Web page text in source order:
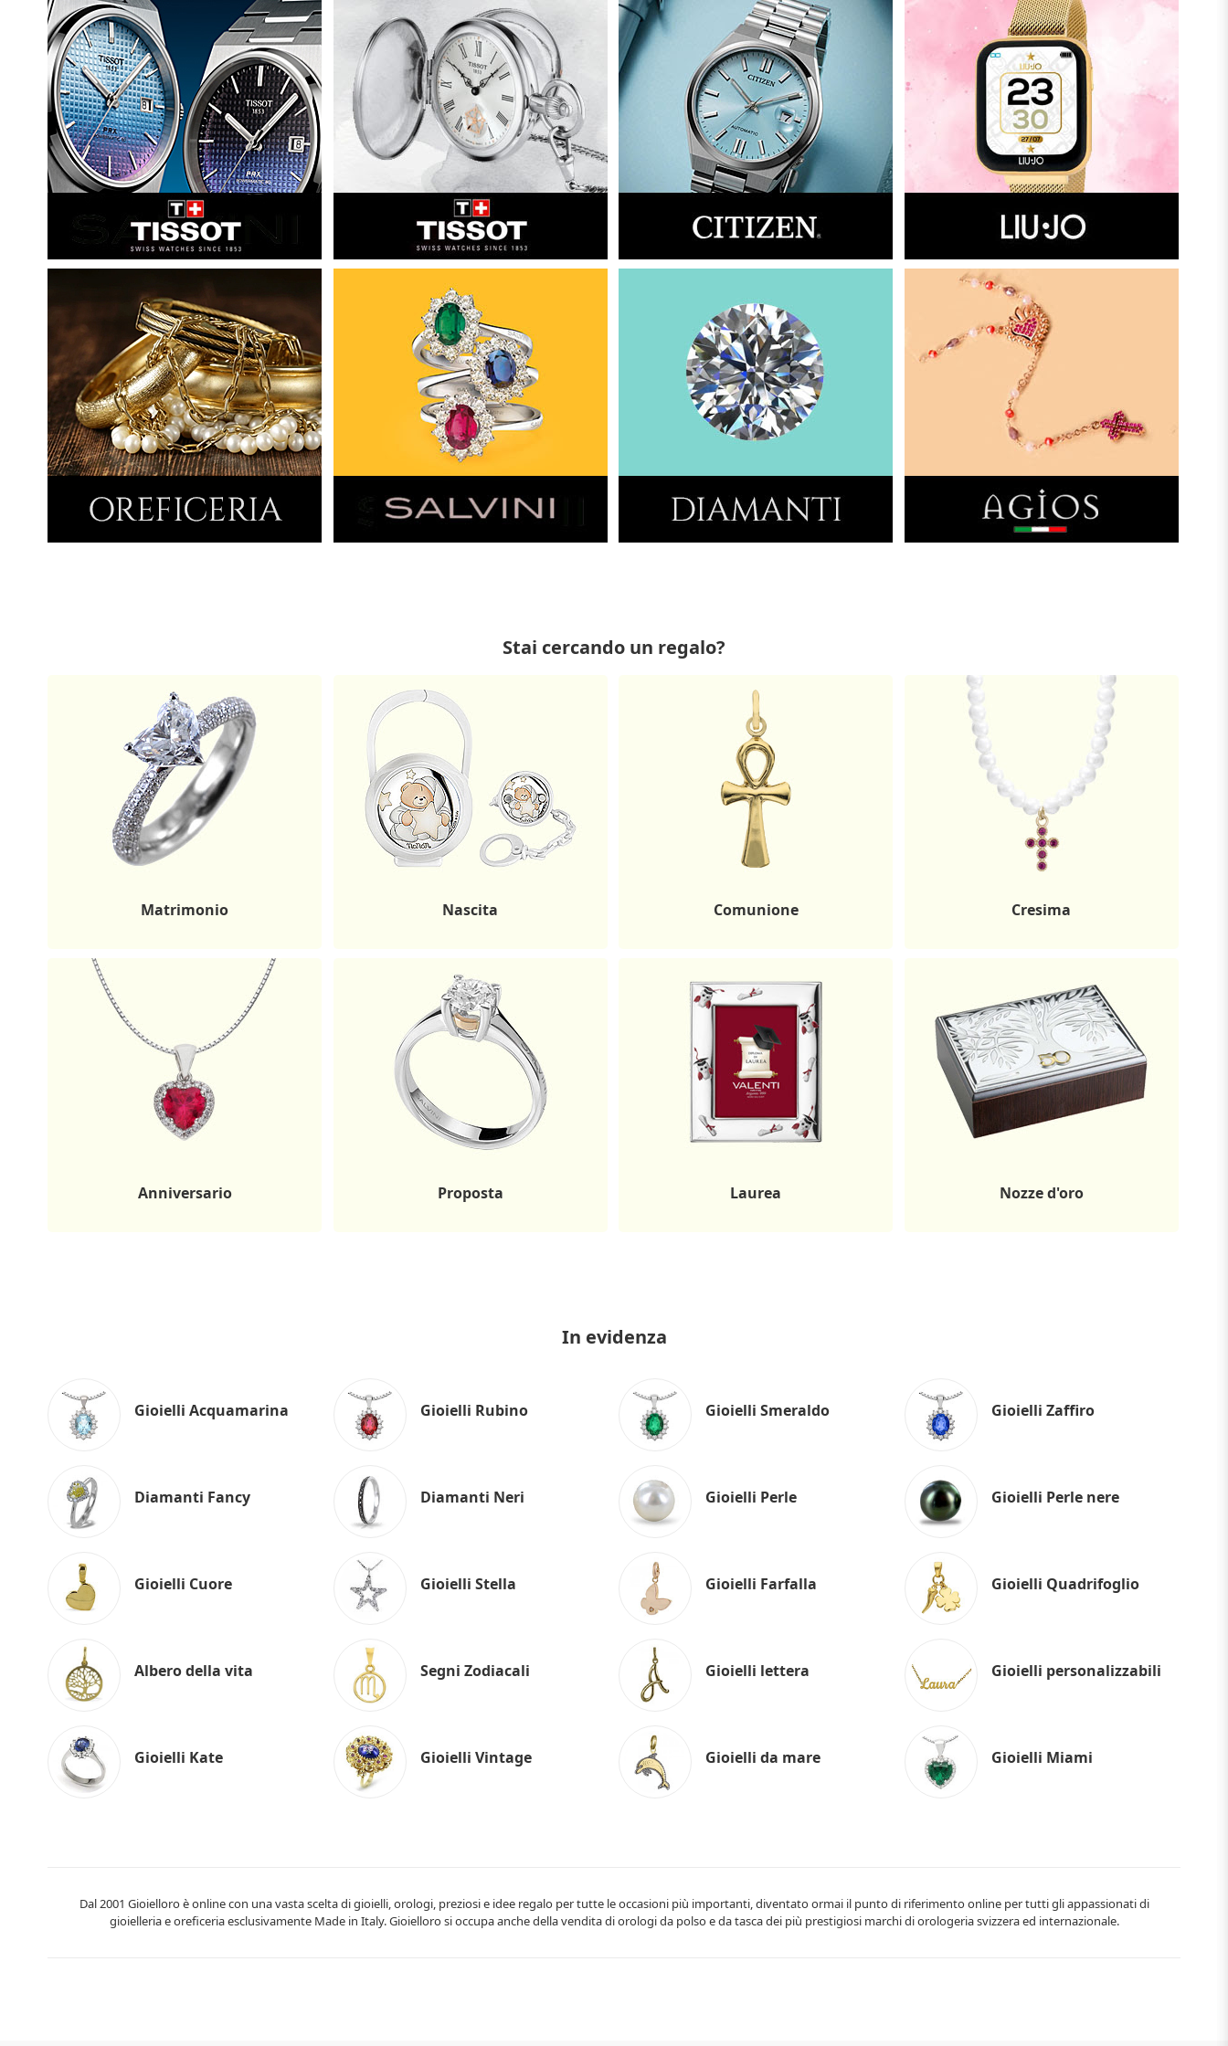
Stai cercando un regalo?
Matrimonio Nascita Comunione Cresima
Anniversario Proposta Laurea Nozze d'oro
In evidenza
Gioielli Acquamarina Gioielli Rubino Gioielli Smeraldo Gioielli Zaffiro
Diamanti Fancy Diamanti Neri Gioielli Perle Gioielli Perle nere
Gioielli Cuore Gioielli Stella Gioielli Farfalla Gioielli Quadrifoglio
Albero della vita Segni Zodiacali Gioielli lettera Gioielli personalizzabili
Gioielli Kate Gioielli Vintage Gioielli da mare Gioielli Miami
Dal 2001 Gioielloro è online con una vasta scelta di gioielli, orologi, preziosi e idee regalo per tutte le occasioni più importanti, diventato ormai il punto di riferimento online per tutti gli appassionati di
gioielleria e oreficeria esclusivamente Made in Italy. Gioielloro si occupa anche della vendita di orologi da polso e da tasca dei più prestigiosi marchi di orologeria svizzera ed internazionale.